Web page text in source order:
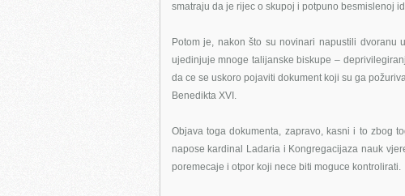
smatraju da je rijec o skupoj i potpuno besmislenoj
Potom je, nakon što su novinari napustili
ujedinjuje mnoge talijanske biskupe –
da ce se uskoro pojaviti dokument koji su ga
Benedikta XVI.
Objava toga dokumenta, zapravo, kasni i to zbog
napose kardinal Ladaria i Kongregacijaza nauk
poremecaje i otpor koji nece biti moguce kontrolirati.